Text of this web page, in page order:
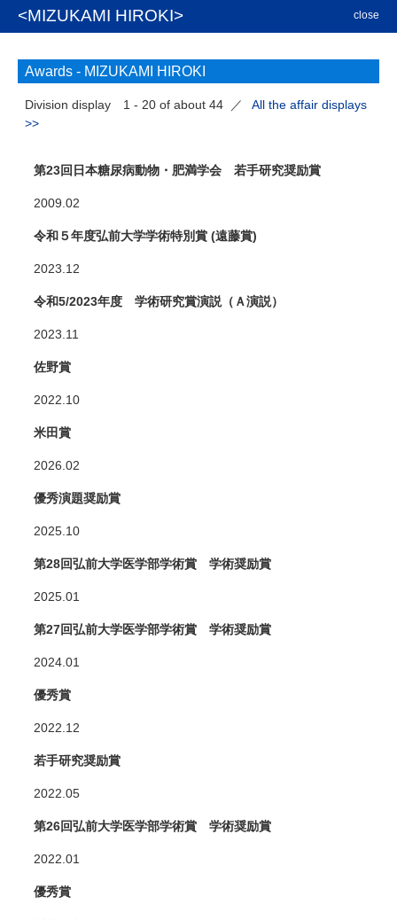
<MIZUKAMI HIROKI> close
Awards - MIZUKAMI HIROKI
Division display 1 - 20 of about 44 ／
All the affair displays
>>
第23回日本糖尿病動物・肥満学会 若手研究奨励賞
2009.02
令和５年度弘前大学学術特別賞 (遠藤賞)
2023.12
令和5/2023年度 学術研究賞演説（Ａ演説）
2023.11
佐野賞
2022.10
米田賞
2026.02
優秀演題奨励賞
2025.10
第28回弘前大学医学部学術賞 学術奨励賞
2025.01
第27回弘前大学医学部学術賞 学術奨励賞
2024.01
優秀賞
2022.12
若手研究奨励賞
2022.05
第26回弘前大学医学部学術賞 学術奨励賞
2022.01
優秀賞